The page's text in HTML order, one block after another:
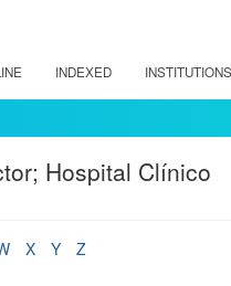
INDEXED INSTITUTIONS
Hospital Clínico
X Y
Z